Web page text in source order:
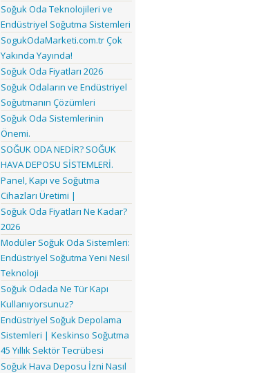
Soğuk Oda Teknolojileri ve
Endüstriyel Soğutma Sistemleri
SogukOdaMarketi.com.tr Çok
Yakında Yayında!
Soğuk Oda Fiyatları 2026
Soğuk Odaların ve Endüstriyel
Soğutmanın Çözümleri
Soğuk Oda Sistemlerinin
Önemi.
SOĞUK ODA NEDİR? SOĞUK
HAVA DEPOSU SİSTEMLERİ.
Panel, Kapı ve Soğutma
Cihazları Üretimi |
Soğuk Oda Fiyatları Ne Kadar?
2026
Modüler Soğuk Oda Sistemleri:
Endüstriyel Soğutma Yeni Nesil
Teknoloji
Soğuk Odada Ne Tür Kapı
Kullanıyorsunuz?
Endüstriyel Soğuk Depolama
Sistemleri | Keskinso Soğutma
45 Yıllık Sektör Tecrübesi
Soğuk Hava Deposu İzni Nasıl